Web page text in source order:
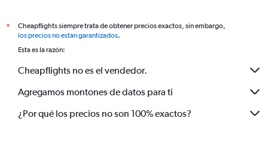
*
Cheapflights siempre trata de obtener precios exactos, sin embargo,
los precios no están garantizados.
Esta es la razón:
Cheapflights no es el vendedor.
Agregamos montones de datos para ti
¿Por qué los precios no son 100% exactos?